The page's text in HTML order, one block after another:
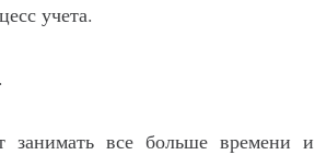
учета.
занимать все больше времени и